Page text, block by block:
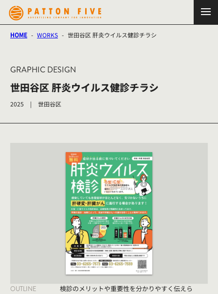
HOME - WORKS - 世田谷区 肝炎ウイルス健診チラシ
GRAPHIC DESIGN
世田谷区 肝炎ウイルス健診チラシ
2025 | 世田谷区
OUTLINE
検診のメリットや重要性を分かりやすく伝えら